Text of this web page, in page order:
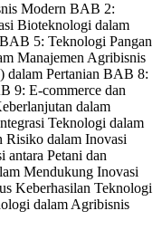
Modern BAB 2:
Bioteknologi dalam
5: Teknologi Pangan
Manajemen Agribisnis
dalam Pertanian BAB 8:
9: E-commerce dan
dalam
Teknologi dalam
Risiko dalam Inovasi
Petani dan
Mendukung Inovasi
Keberhasilan Teknologi
dalam Agribisnis